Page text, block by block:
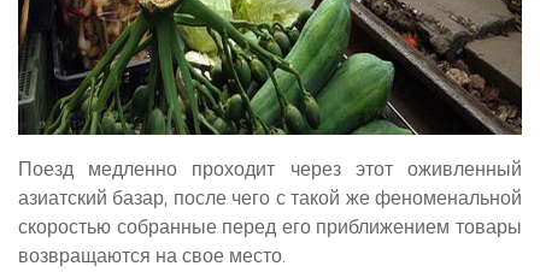
Поезд медленно проходит через этот оживленный
азиатский базар, после чего с такой же феноменальной
скоростью собранные перед его приближением товары
возвращаются на свое место.